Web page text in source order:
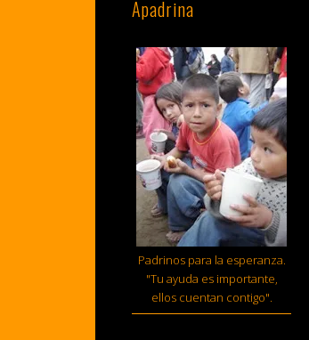
Apadrina
Padrinos para la esperanza.
"Tu ayuda es importante,
ellos cuentan contigo".